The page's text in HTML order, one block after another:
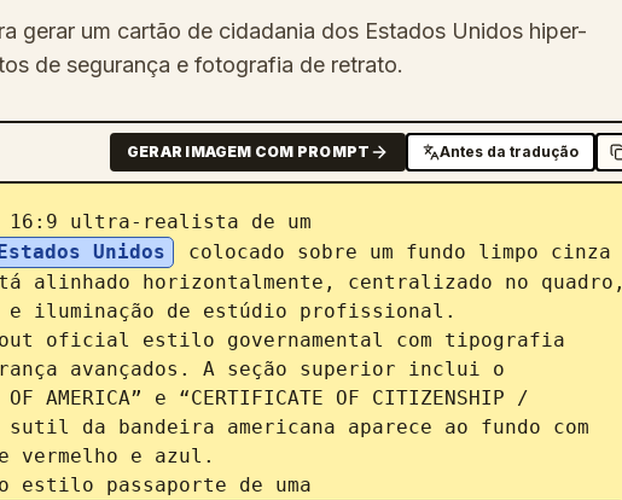
gerar um cartão de cidadania dos Estados Unidos hiper-
de segurança e fotografia de retrato.
GERAR IMAGEM COM PROMPT Antes da tradução
16:9 ultra-realista de um
Unidos
colocado sobre um fundo limpo cinza
alinhado horizontalmente, centralizado no quadro,
e iluminação de estúdio profissional.
oficial estilo governamental com tipografia
avançados. A seção superior inclui o
AMERICA” e “CERTIFICATE OF CITIZENSHIP /
sutil da bandeira americana aparece ao fundo com
vermelho e azul.
passaporte de uma